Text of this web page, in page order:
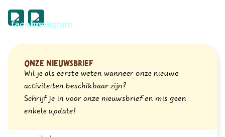
Onze nieuwsbrief
Wil je als eerste weten wanneer onze nieuwe
activiteiten beschikbaar zijn?
Schrijf je in voor onze nieuwsbrief en mis geen
enkele update!